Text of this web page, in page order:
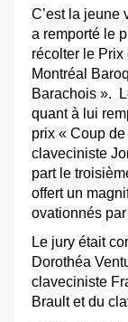
C’est la jeune
a remporté le
récolter le Prix
Montréal
Barachois ».
quant à lui
prix « Coup
claveciniste
part le
offert un
ovationnés
Le jury était
Dorothéa
claveciniste
Brault et du